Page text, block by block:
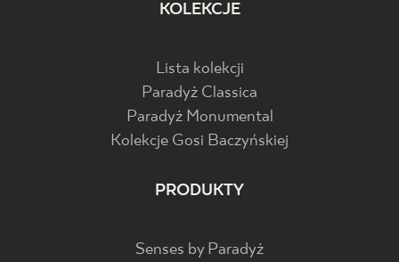
KOLEKCJE
Lista kolekcji
Paradyż Classica
Paradyż Monumental
Kolekcje Gosi Baczyńskiej
PRODUKTY
Senses by Paradyż